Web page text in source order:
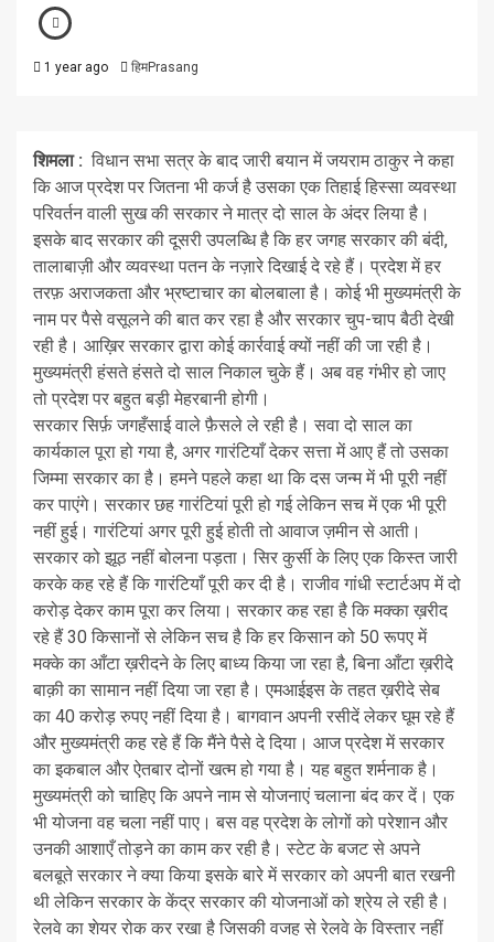
1 year ago हिमPrasang
शिमला : विधान सभा सत्र के बाद जारी बयान में जयराम ठाकुर ने कहा
कि आज प्रदेश पर जितना भी कर्ज है उसका एक तिहाई हिस्सा व्यवस्था
परिवर्तन वाली सुख की सरकार ने मात्र दो साल के अंदर लिया है।
इसके बाद सरकार की दूसरी उपलब्धि है कि हर जगह सरकार की बंदी,
तालाबाज़ी और व्यवस्था पतन के नज़ारे दिखाई दे रहे हैं। प्रदेश में हर
तरफ़ अराजकता और भ्रष्टाचार का बोलबाला है। कोई भी मुख्यमंत्री के
नाम पर पैसे वसूलने की बात कर रहा है और सरकार चुप-चाप बैठी देखी
रही है। आख़िर सरकार द्वारा कोई कार्रवाई क्यों नहीं की जा रही है।
मुख्यमंत्री हंसते हंसते दो साल निकाल चुके हैं। अब वह गंभीर हो जाए
तो प्रदेश पर बहुत बड़ी मेहरबानी होगी।
सरकार सिर्फ़ जगहँसाई वाले फ़ैसले ले रही है। सवा दो साल का
कार्यकाल पूरा हो गया है, अगर गारंटियाँ देकर सत्ता में आए हैं तो उसका
जिम्मा सरकार का है। हमने पहले कहा था कि दस जन्म में भी पूरी नहीं
कर पाएंगे। सरकार छह गारंटियां पूरी हो गई लेकिन सच में एक भी पूरी
नहीं हुई। गारंटियां अगर पूरी हुई होती तो आवाज ज़मीन से आती।
सरकार को झूठ नहीं बोलना पड़ता। सिर कुर्सी के लिए एक किस्त जारी
करके कह रहे हैं कि गारंटियाँ पूरी कर दी है। राजीव गांधी स्टार्टअप में दो
करोड़ देकर काम पूरा कर लिया। सरकार कह रहा है कि मक्का ख़रीद
रहे हैं 30 किसानों से लेकिन सच है कि हर किसान को 50 रूपए में
मक्के का आँटा ख़रीदने के लिए बाध्य किया जा रहा है, बिना आँटा ख़रीदे
बाक़ी का सामान नहीं दिया जा रहा है। एमआईइस के तहत ख़रीदे सेब
का 40 करोड़ रुपए नहीं दिया है। बागवान अपनी रसीदें लेकर घूम रहे हैं
और मुख्यमंत्री कह रहे हैं कि मैंने पैसे दे दिया। आज प्रदेश में सरकार
का इकबाल और ऐतबार दोनों खत्म हो गया है। यह बहुत शर्मनाक है।
मुख्यमंत्री को चाहिए कि अपने नाम से योजनाएं चलाना बंद कर दें। एक
भी योजना वह चला नहीं पाए। बस वह प्रदेश के लोगों को परेशान और
उनकी आशाएँ तोड़ने का काम कर रही है। स्टेट के बजट से अपने
बलबूते सरकार ने क्या किया इसके बारे में सरकार को अपनी बात रखनी
थी लेकिन सरकार के केंद्र सरकार की योजनाओं को श्रेय ले रही है।
रेलवे का शेयर रोक कर रखा है जिसकी वजह से रेलवे के विस्तार नहीं